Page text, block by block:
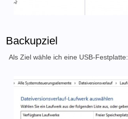
Backupziel
Als Ziel wähle ich eine USB-Festplatte: